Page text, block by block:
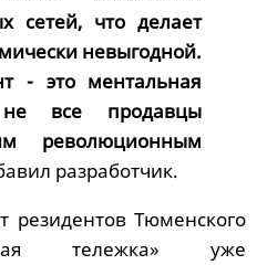
сетей, что делает
невыгодной.
- это ментальная
не все продавцы
революционным
разработчик.
резидентов Тюменского
тележка» уже